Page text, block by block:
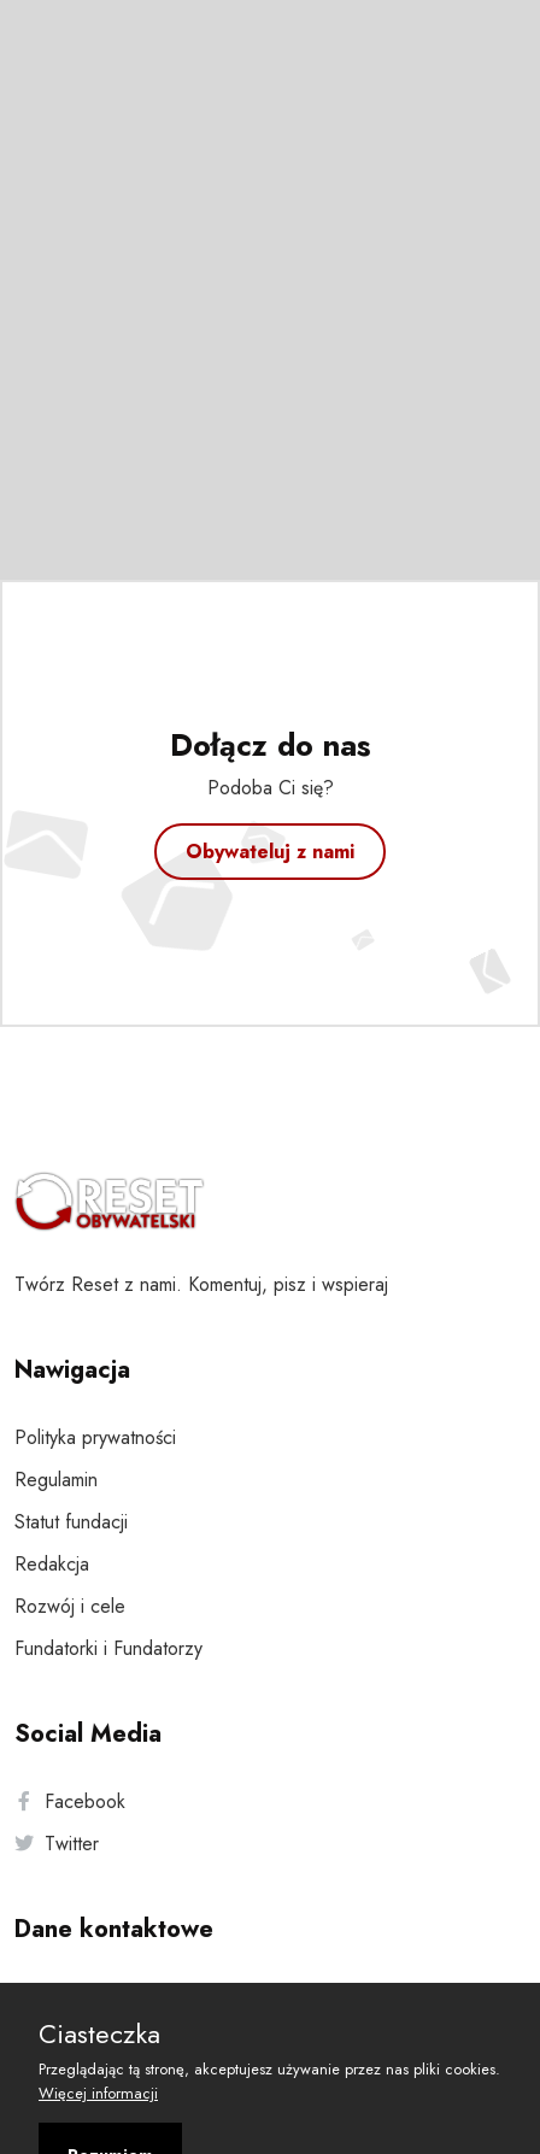
Dołącz do nas
Podoba Ci się?
Obywateluj z nami
Twórz Reset z nami. Komentuj, pisz i wspieraj
Nawigacja
Polityka prywatności
Regulamin
Statut fundacji
Redakcja
Rozwój i cele
Fundatorki i Fundatorzy
Social Media
Facebook
Twitter
Dane kontaktowe
reset@resetobywatelski.pl
Ciasteczka
Przeglądając tą stronę, akceptujesz używanie przez nas pliki cookies.
Więcej informacji